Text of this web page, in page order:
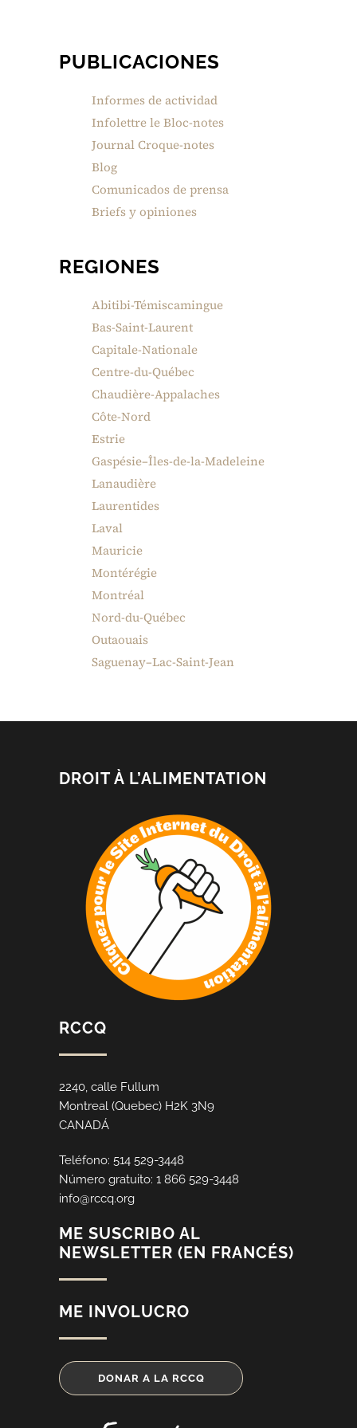
PUBLICACIONES
Informes de actividad
Infolettre le Bloc-notes
Journal Croque-notes
Blog
Comunicados de prensa
Briefs y opiniones
REGIONES
Abitibi-Témiscamingue
Bas-Saint-Laurent
Capitale-Nationale
Centre-du-Québec
Chaudière-Appalaches
Côte-Nord
Estrie
Gaspésie–Îles-de-la-Madeleine
Lanaudière
Laurentides
Laval
Mauricie
Montérégie
Montréal
Nord-du-Québec
Outaouais
Saguenay–Lac-Saint-Jean
DROIT À L’ALIMENTATION
RCCQ
2240, calle Fullum
Montreal (Quebec) H2K 3N9
CANADÁ
Teléfono: 514 529-3448
Número gratuito: 1 866 529-3448
info@rccq.org
ME SUSCRIBO AL
NEWSLETTER (EN FRANCÉS)
ME INVOLUCRO
DONAR A LA RCCQ